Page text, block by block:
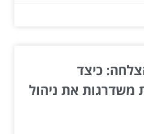
כיצד
משדרגות את ניהול